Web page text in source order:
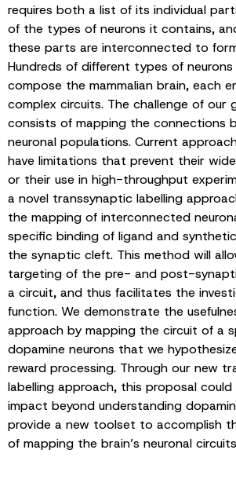
requires both a list of its individual
of the types of neurons it contains,
these parts are interconnected to
Hundreds of different types of
compose the mammalian brain, each
complex circuits. The challenge of our
consists of mapping the connections
neuronal populations. Current
have limitations that prevent their
or their use in high-throughput
a novel transsynaptic labelling
the mapping of interconnected
specific binding of ligand and
the synaptic cleft. This method will
targeting of the pre- and post-
a circuit, and thus facilitates the
function. We demonstrate the
approach by mapping the circuit of a
dopamine neurons that we
reward processing. Through our new
labelling approach, this proposal
impact beyond understanding
provide a new toolset to accomplish
of mapping the brain’s neuronal